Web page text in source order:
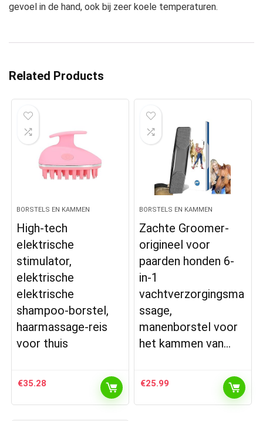
gevoel in de hand, ook bij zeer koele temperaturen.
Related Products
BORSTELS EN KAMMEN
High-tech
elektrische
stimulator,
elektrische
elektrische
shampoo-borstel,
haarmassage-reis
voor thuis
€35.28
BORSTELS EN KAMMEN
Zachte Groomer-
origineel voor
paarden honden 6-
in-1
vachtverzorgingsma
ssage,
manenborstel voor
het kammen van…
€25.99